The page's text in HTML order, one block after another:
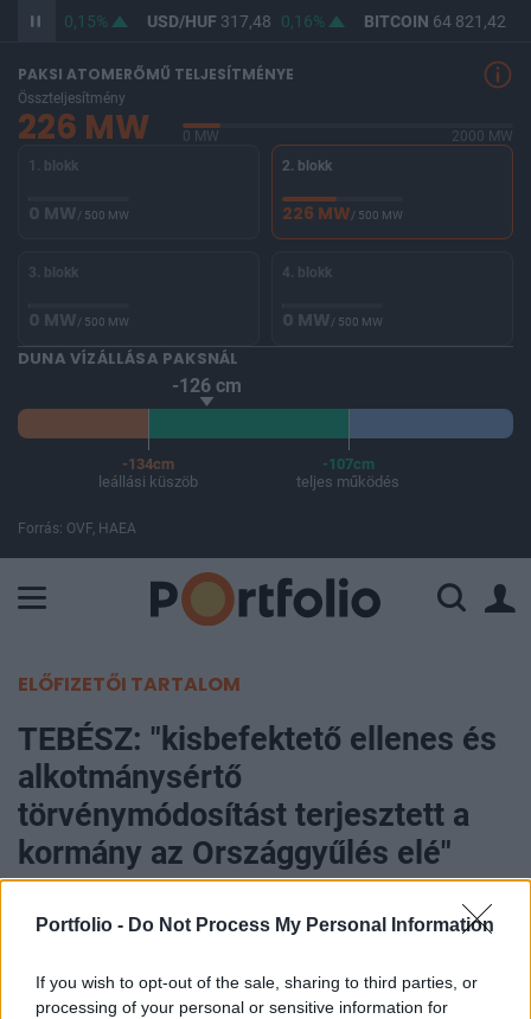
Portfolio - Do Not Process My Personal Information
If you wish to opt-out of the sale, sharing to third parties, or
processing of your personal or sensitive information for
0,15% USD/HUF317,48 0,16% BITCOIN64 821,42
PAKSI ATOMERŐMŰ TELJESÍTMÉNYE
Összteljesítmény
226 MW 0 MW
2000 MW
1. blokk
0 MW/ 500 MW
2. blokk
226 MW/ 500 MW
3. blokk
0 MW/ 500 MW
4. blokk
0 MW/ 500 MW
DUNA VÍZÁLLÁSA PAKSNÁL
-126 cm
-134cm
leállási küszöb
-107cm
teljes működés
Forrás: OVF, HAEA
ELŐFIZETŐI TARTALOM
TEBÉSZ: "kisbefektető ellenes és
alkotmánysértő
törvénymódosítást terjesztett a
kormány az Országgyűlés elé"
Portfolio
Kisbefektető ellenes, alkotmánysértő és az